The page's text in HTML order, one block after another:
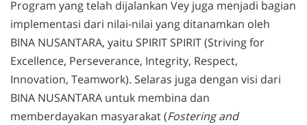
Program yang telah dijalankan Vey juga menjadi bagian
implementasi dari nilai-nilai yang ditanamkan oleh
BINA NUSANTARA, yaitu SPIRIT SPIRIT (Striving for
Excellence, Perseverance, Integrity, Respect,
Innovation, Teamwork). Selaras juga dengan visi dari
BINA NUSANTARA untuk membina dan
memberdayakan masyarakat (Fostering and